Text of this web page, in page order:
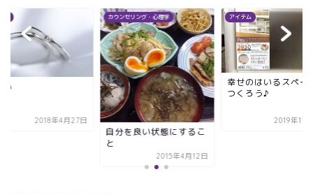
心
2018年4月27日
カウンセリング・心理学
自分を良い状態にするこ
と
2015年4月12日
アイテム
幸せのはいるスペー
つくろう♪
2019年11